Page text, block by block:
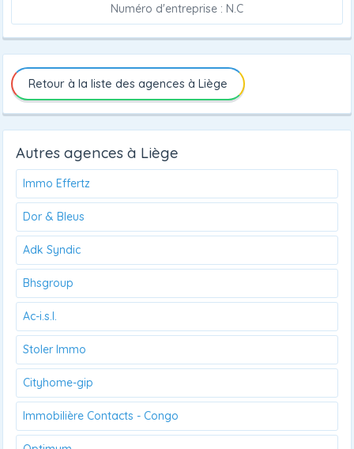
Numéro d'entreprise : N.C
Retour à la liste des agences à Liège
Autres agences à Liège
Immo Effertz
Dor & Bleus
Adk Syndic
Bhsgroup
Ac-i.s.l.
Stoler Immo
Cityhome-gip
Immobilière Contacts - Congo